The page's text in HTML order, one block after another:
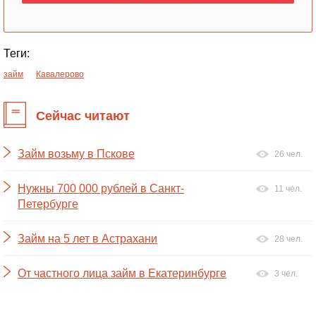
Теги:
займ Кавалерово
Сейчас читают
Займ возьму в Пскове 26 чел.
Нужны 700 000 рублей в Санкт-
Петербурге
11 чел.
Займ на 5 лет в Астрахани 28 чел.
От частного лица займ в Екатеринбурге 3 чел.